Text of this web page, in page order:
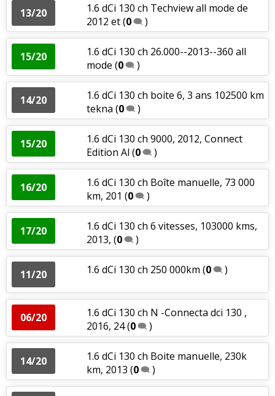
13/20
1.6 dCi 130 ch Techview all mode de
2012 et(0 )
15/20
1.6 dCi 130 ch 26.000--2013--360 all
mode (0 )
14/20
1.6 dCi 130 ch boite 6, 3 ans 102500 km
tekna (0 )
15/20
1.6 dCi 130 ch 9000, 2012, Connect
Edition Al (0 )
16/20
1.6 dCi 130 ch Boîte manuelle, 73 000
km, 201 (0 )
17/20
1.6 dCi 130 ch 6 vitesses, 103000 kms,
2013, (0 )
11/20 1.6 dCi 130 ch 250 000km (0 )
06/20
1.6 dCi 130 ch N -Connecta dci 130 ,
2016, 24(0 )
14/20
1.6 dCi 130 ch Boite manuelle, 230k
km, 2013 (0 )